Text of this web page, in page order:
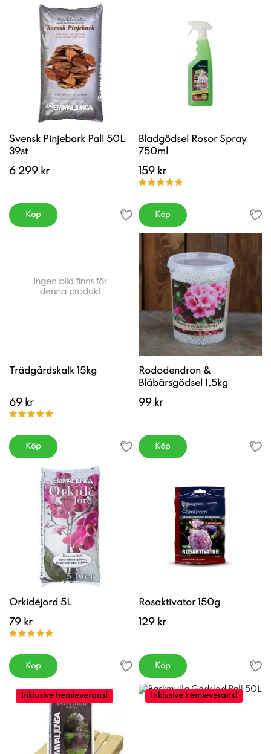
Svensk Pinjebark Pall 50L
39st
6 299 kr
Köp
Bladgödsel Rosor Spray
750ml
159 kr
Köp
Trädgårdskalk 15kg
69 kr
Köp
Rododendron &
Blåbärsgödsel 1,5kg
99 kr
Köp
Orkidéjord 5L
79 kr
Köp
Rosaktivator 150g
129 kr
Köp
Inklusive hemleverans! Inklusive hemleverans!